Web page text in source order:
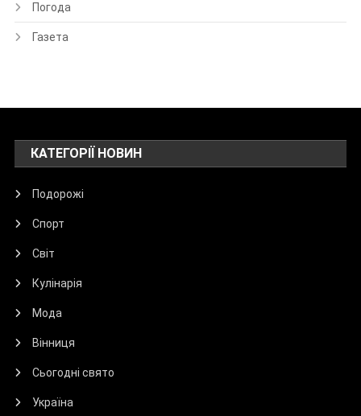
Погода
Газета
КАТЕГОРІЇ НОВИН
Подорожі
Спорт
Світ
Кулінарія
Мода
Вінниця
Сьогодні свято
Україна